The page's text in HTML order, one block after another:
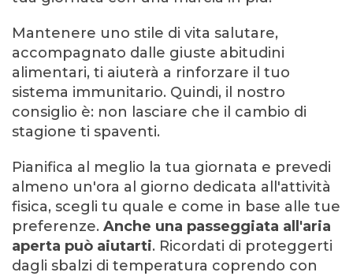
Mantenere uno stile di vita salutare,
accompagnato dalle giuste abitudini
alimentari, ti aiuterà a rinforzare il tuo
sistema immunitario. Quindi, il nostro
consiglio è: non lasciare che il cambio di
stagione ti spaventi.
Pianifica al meglio la tua giornata e prevedi
almeno un'ora al giorno dedicata all'attività
fisica, scegli tu quale e come in base alle tue
preferenze. Anche una passeggiata all'aria
aperta può aiutarti. Ricordati di proteggerti
dagli sbalzi di temperatura coprendo con